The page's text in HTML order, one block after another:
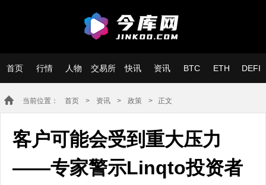
首页 行情 人物 交易所 快讯 资讯 BTC ETH DEFI
当前位置： 首页 > 资讯 > 政策 > 正文
客户可能会受到重大压力
——专家警示Linqto投资者